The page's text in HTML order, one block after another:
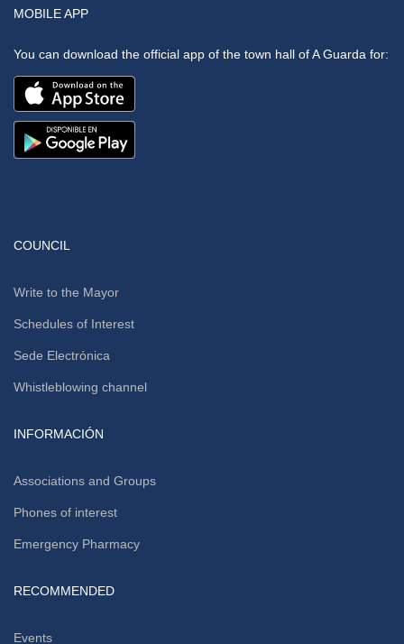
MOBILE APP
You can download the official app of the town hall of A Guarda for:
COUNCIL
Write to the Mayor
Schedules of Interest
Sede Electrónica
Whistleblowing channel
INFORMACIÓN
Associations and Groups
Phones of interest
Emergency Pharmacy
RECOMMENDED
Events